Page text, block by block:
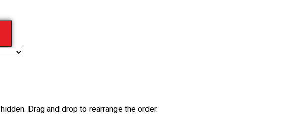
Drag and drop to rearrange the order.